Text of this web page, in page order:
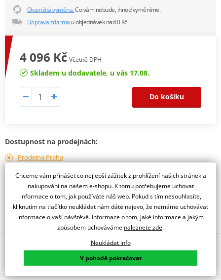
Okamžitá výměna.Co vám nebude, ihned vyměníme.
Doprava zdarma u objednávek nad 0 Kč
4 096 Kč Včetně DPH
Skladem u dodavatele, u vás 17.08.
Do košíku
Dostupnost na prodejnách:
Prodejna Praha
Prodejna Liberec
dostupné 17.08.
Obraťte se na specialistu
Jsme autorizovaný
Chceme vám přinášet co nejlepší zážitek z prohlížení našich stránek a
nakupování na našem e-shopu. K tomu potřebujeme uchovat
informace o tom, jak používáte náš web. Pokud s tím nesouhlasíte,
kliknutím na tlačítko neukládat nám dáte najevo, že nemáme uchovávat
informace o vaší návštěvě. Informace o tom, jaké informace a jakým
způsobem uchováváme naleznete zde.
Neukládat info
V pohodě pokračovat